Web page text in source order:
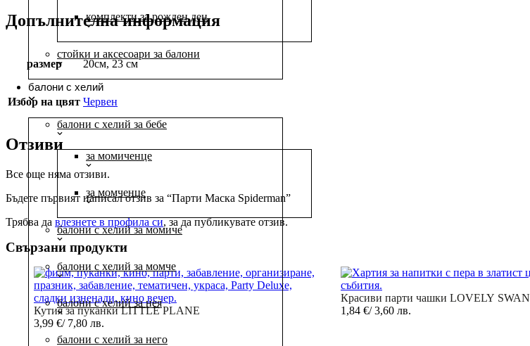
комплекти за рожден ден
стойки и аксесоари за балони
балони с хелий
балони с хелий за бебе
за момиченце
за момченце
балони с хелий за момиче
балони с хелий за момче
балони с хелий за нея
балони с хелий за него
Допълнителна информация
размер 20см, 23 см
Избор на цвят Червен
Отзиви
Все още няма отзиви.
Бъдете първият написал отзив за “Парти Маска Spiderman”
Трябва да влезнете в профила си, за да публикувате отзив.
Свързани продукти
Кутия за пуканки LITTLE PLANE
3,99 €/ 7,80 лв.
Добавяне в количката
Красиви парти чашки LOVELY SWAN
1,84 €/ 3,60 лв.